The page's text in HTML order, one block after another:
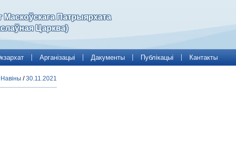
Маскоўскага Патрыярхата
Царква)
Арганізацыі Дакументы Публікацыі Кантакты
Навіны /30.11.2021